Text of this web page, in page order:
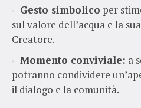
Gesto simbolico per
sul valore dell’acqua e la
Creatore.
Momento conviviale: a
potranno condividere
il dialogo e la comunità.